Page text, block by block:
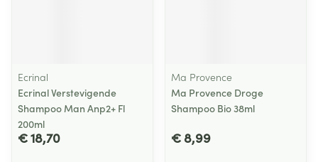
Ecrinal
Ecrinal Verstevigende
Shampoo Man Anp2+ Fl
200ml
€ 18,70
Ma Provence
Ma Provence Droge
Shampoo Bio 38ml
€ 8,99